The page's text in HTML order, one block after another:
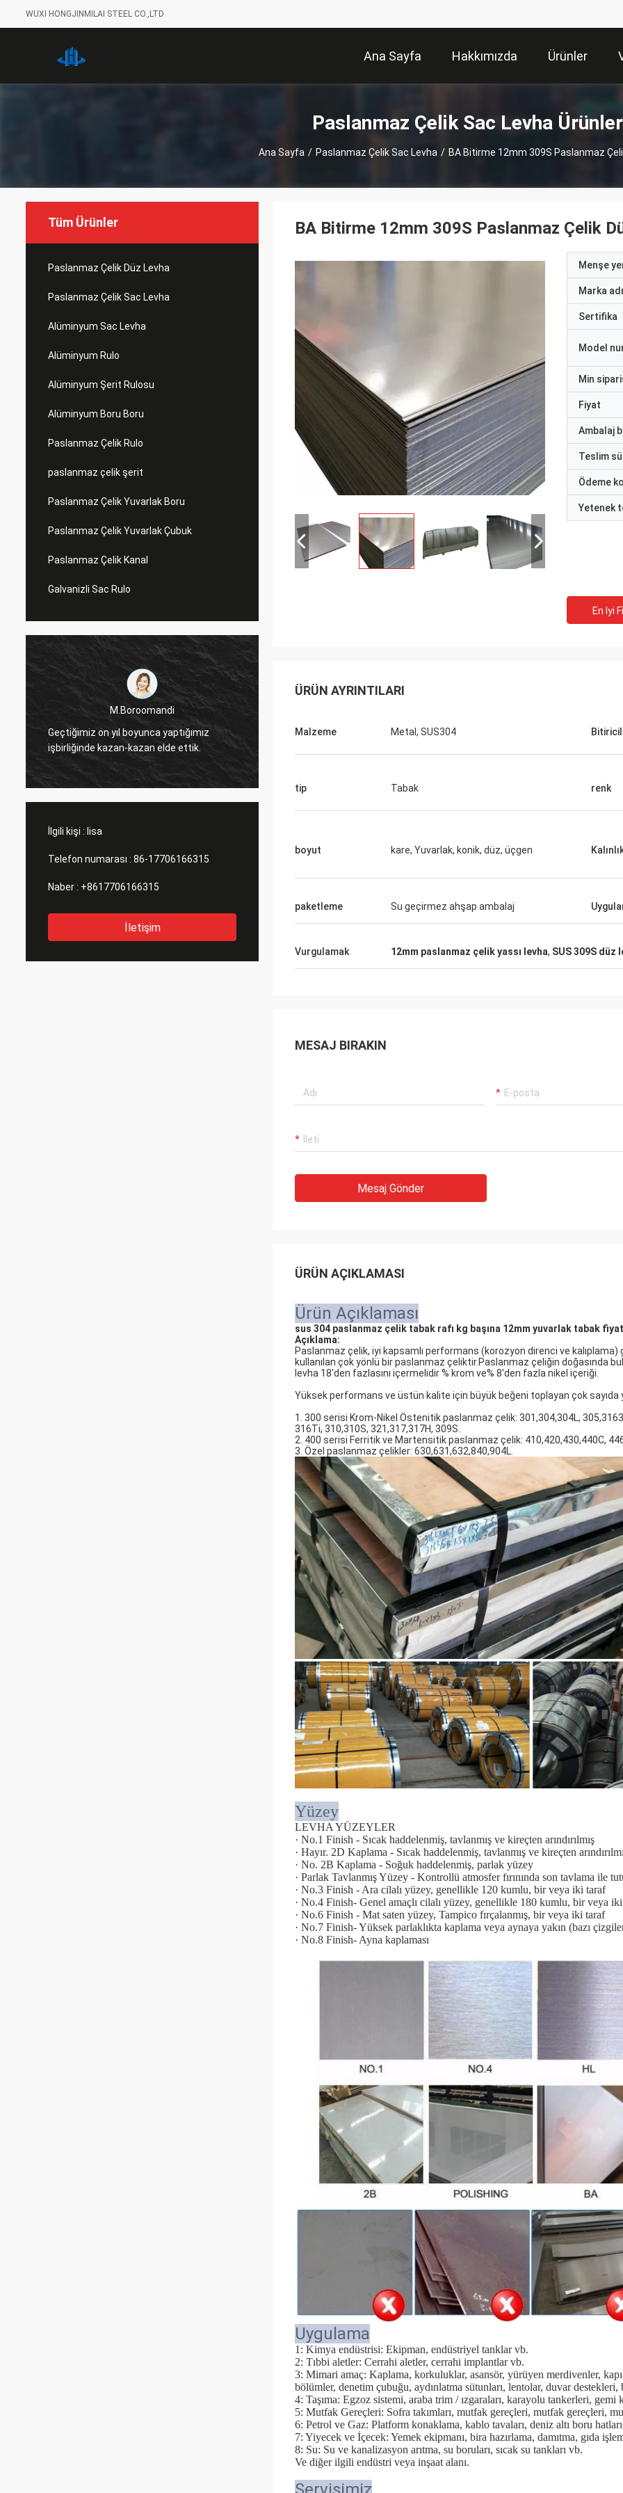
WUXI HONGJINMILAI STEEL CO.,LTD
Ana Sayfa Hakkımızda Ürünler
Paslanmaz Çelik Sac Levha Ürünler
Ana Sayfa / Paslanmaz Çelik Sac Levha / BA Bitirme 12mm 309S Paslanmaz
Tüm Ürünler
Paslanmaz Çelik Düz Levha
Paslanmaz Çelik Sac Levha
Alüminyum Sac Levha
Alüminyum Rulo
Alüminyum Şerit Rulosu
Alüminyum Boru Boru
Paslanmaz Çelik Rulo
paslanmaz çelik şerit
Paslanmaz Çelik Yuvarlak Boru
Paslanmaz Çelik Yuvarlak Çubuk
Paslanmaz Çelik Kanal
Galvanizli Sac Rulo
M.Boroomandi
Geçtiğimiz on yıl boyunca yaptığımız
işbirliğinde kazan-kazan elde ettik.
Geçtiğimiz on yıl boyunca yaptığımız
İlgili kişi : lisa
Telefon numarası : 86-17706166315
Naber : +8617706166315
İletişim
BA Bitirme 12mm 309S Paslanmaz Çelik
Menşe
Marka adı
Sertifika
Model
Min
Fiyat
Ambalaj
Teslim
Ödeme
Yetenek
En Iyi
ÜRÜN AYRINTILARI
Malzeme Metal, SUS304
tip Tabak renk
boyut kare, Yuvarlak, konik, düz, üçgen
paketleme Su geçirmez ahşap ambalaj
Vurgulamak 12mm paslanmaz çelik yassı levha, SUS 309S düz
MESAJ BIRAKIN
Mesaj Gönder
ÜRÜN AÇIKLAMASI
Ürün Açıklaması
sus 304 paslanmaz çelik tabak rafı kg başına 12mm yuvarlak tabak
Açıklama:
Paslanmaz çelik, iyi kapsamlı performans (korozyon direnci ve
kullanılan çok yönlü bir paslanmaz çeliktir.Paslanmaz çeliğin doğasında
levha 18'den fazlasını içermelidir % krom ve% 8'den fazla nikel içeriği.
Yüksek performans ve üstün kalite için büyük beğeni toplayan çok
1. 300 serisi Krom-Nikel Östenitik paslanmaz çelik: 301,304,304L,
316Ti, 310,310S, 321,317,317H, 309S.
2. 400 serisi Ferritik ve Martensitik paslanmaz çelik: 410,420,430,440C,
3. Özel paslanmaz çelikler: 630,631,632,840,904L.
Yüzey
LEVHA YÜZEYLER
· No.1 Finish - Sıcak haddelenmiş, tavlanmış ve kireçten arındırılmış
· Hayır. 2D Kaplama - Sıcak haddelenmiş, tavlanmış ve kireçten
· No. 2B Kaplama - Soğuk haddelenmiş, parlak yüzey
· Parlak Tavlanmış Yüzey - Kontrollü atmosfer fırınında son tavlama ile
· No.3 Finish - Ara cilalı yüzey, genellikle 120 kumlu, bir veya iki taraf
· No.4 Finish- Genel amaçlı cilalı yüzey, genellikle 180 kumlu, bir veya
· No.6 Finish - Mat saten yüzey, Tampico fırçalanmış, bir veya iki taraf
· No.7 Finish- Yüksek parlaklıkta kaplama veya aynaya yakın (bazı
· No.8 Finish- Ayna kaplaması
Uygulama
1: Kimya endüstrisi: Ekipman, endüstriyel tanklar vb.
2: Tıbbi aletler: Cerrahi aletler, cerrahi implantlar vb.
3: Mimari amaç: Kaplama, korkuluklar, asansör, yürüyen merdivenler,
bölümler, denetim çubuğu, aydınlatma sütunları, lentolar, duvar
4: Taşıma: Egzoz sistemi, araba trim / ızgaraları, karayolu tankerleri, gemi
5: Mutfak Gereçleri: Sofra takımları, mutfak gereçleri, mutfak gereçleri,
6: Petrol ve Gaz: Platform konaklama, kablo tavaları, deniz altı boru
7: Yiyecek ve İçecek: Yemek ekipmanı, bira hazırlama, damıtma, gıda
8: Su: Su ve kanalizasyon arıtma, su boruları, sıcak su tankları vb.
Ve diğer ilgili endüstri veya inşaat alanı.